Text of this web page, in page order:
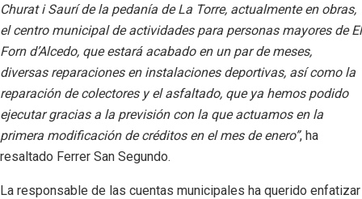
Churat i Saurí de la pedanía de La Torre, actualmente en obras,
el centro municipal de actividades para personas mayores de El
Forn d’Alcedo, que estará acabado en un par de meses,
diversas reparaciones en instalaciones deportivas, así como la
reparación de colectores y el asfaltado, que ya hemos podido
ejecutar gracias a la previsión con la que actuamos en la
primera modificación de créditos en el mes de enero”, ha
resaltado Ferrer San Segundo.
La responsable de las cuentas municipales ha querido enfatizar